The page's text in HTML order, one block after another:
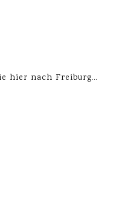
hier nach Freiburg…